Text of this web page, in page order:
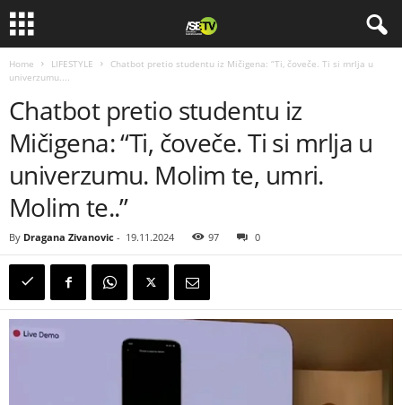
Home LIFESTYLE
Chatbot pretio studentu iz Mičigena: “Ti, čoveče. Ti si mrlja u
univerzumu....
Chatbot pretio studentu iz
Mičigena: “Ti, čoveče. Ti si mrlja u
univerzumu. Molim te, umri.
Molim te..”
By Dragana Zivanovic - 19.11.2024 97 0